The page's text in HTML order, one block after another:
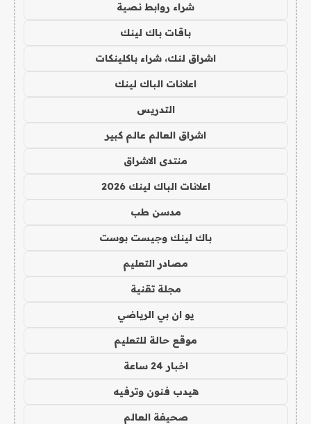
شراء روابط نصية
باقات باك لينك
اشراق لنك، شراء باكلينكات
اعلانات الباك لينك
التدريس
اشراق العالم عالم كبير
منتدى الاشراق
اعلانات الباك لينك 2026
مدسن طب
باك لينك وجيست بوست
مصادر التعليم
مجلة تقنية
يو ان بي الرياضي
موقع حالة للتعليم
اخبار 24 ساعة
هيدب فنون وترفيه
صحيفة العالم